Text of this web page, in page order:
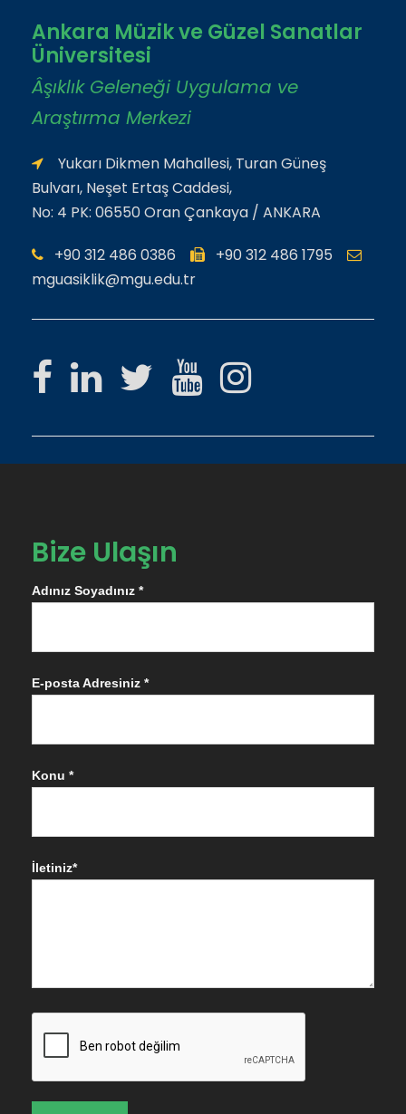
Ankara Müzik ve Güzel Sanatlar
Üniversitesi
Âşıklık Geleneği Uygulama ve
Araştırma Merkezi
Yukarı Dikmen Mahallesi, Turan Güneş
Bulvarı, Neşet Ertaş Caddesi,
No: 4 PK: 06550 Oran Çankaya / ANKARA
+90 312 486 0386
+90 312 486 1795
mguasiklik@mgu.edu.tr
Bize Ulaşın
Adınız Soyadınız *
E-posta Adresiniz *
Konu *
İletiniz*